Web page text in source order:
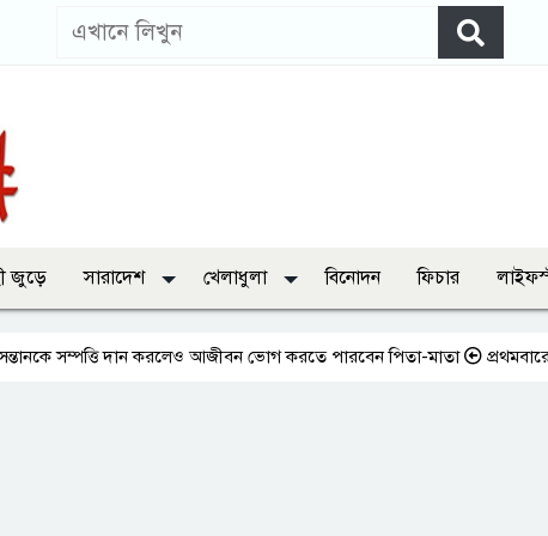
জুড়ে সারাদেশ খেলাধুলা বিনোদন ফিচার
দান করলেও আজীবন ভোগ করতে পারবেন পিতা-মাতা প্রথমবারের মতো